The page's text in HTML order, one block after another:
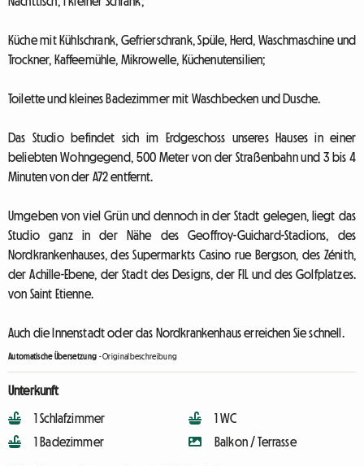
Küche mit Kühlschrank, Gefrierschrank, Spüle, Herd, Waschmaschine und
Trockner, Kaffeemühle, Mikrowelle, Küchenutensilien;
Toilette und kleines Badezimmer mit Waschbecken und Dusche.
Das Studio befindet sich im Erdgeschoss unseres Hauses in einer
beliebten Wohngegend, 500 Meter von der Straßenbahn und 3 bis 4
Minuten von der A72 entfernt.
Umgeben von viel Grün und dennoch in der Stadt gelegen, liegt das
Studio ganz in der Nähe des Geoffroy-Guichard-Stadions, des
Nordkrankenhauses, des Supermarkts Casino rue Bergson, des Zénith,
der Achille-Ebene, der Stadt des Designs, der FIL und des Golfplatzes.
von Saint Etienne.
Auch die Innenstadt oder das Nordkrankenhaus erreichen Sie schnell.
Automatische Übersetzung -Originalbeschreibung
Unterkunft
1 Schlafzimmer
1 Badezimmer
1 WC
Balkon / Terrasse